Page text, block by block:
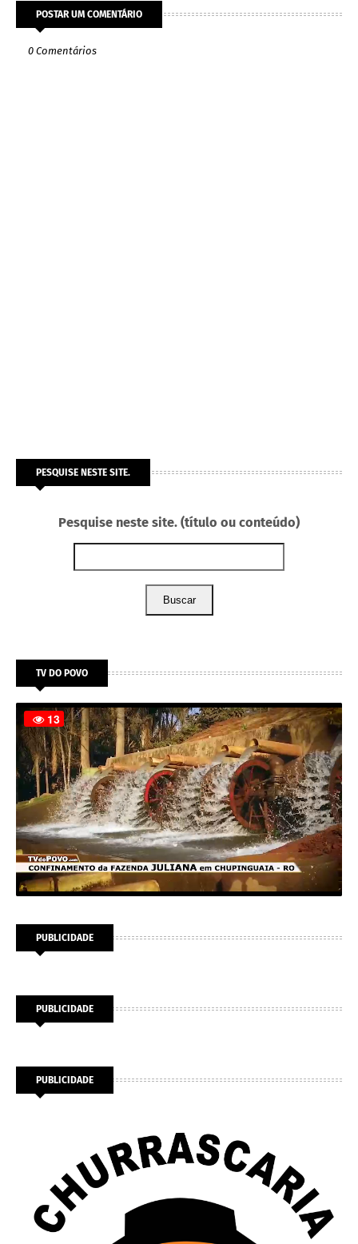
POSTAR UM COMENTÁRIO
0 Comentários
PESQUISE NESTE SITE.
Pesquise neste site. (título ou conteúdo)
Buscar
TV DO POVO
PUBLICIDADE
PUBLICIDADE
PUBLICIDADE